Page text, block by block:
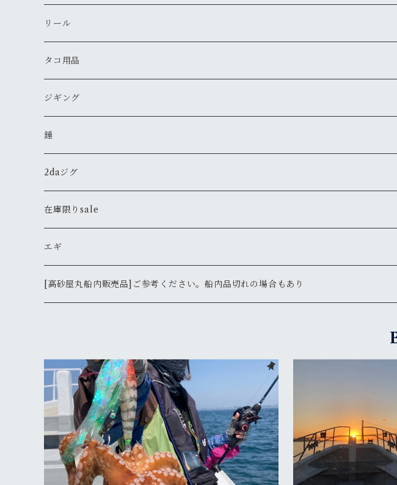
鯛ラバ 白雪姫シリーズ（ストレート）
錘
タコノック
タコほいほい
青物
針
明石青物チョクリ
ふぐ
カワハギ
雑貨
ステッカー
Tシャツ
メバル
太刀魚
その他
クログチ
仕掛け
鳴門サビキ
鳴門アジ仕掛
リール
タコ用品
スッテ
メガバス
タコーレソフト
ジギング
ジグ
ARMS
ÐーCLOW
錘
ジャッカル
タングステン
2daジグ
バスター
130ｇ
165ｇ
165ｇＳＰホロ
200ｇＳＰホロ
バスターX
190ｇ
ボンバー
在庫限りsale
鯛ラバ
エギ
YAMASHITA
エギ
DARTMAX
エギマル天空エンプティ
ヤマシタ
3.5号
2.5号
バンガード・ジャパン
2.5号
シマノ
[高砂屋丸船内販売品]ご参考ください。船内品切れの場合もあり
タチウオ便
鯛サビキ便
クログチ便